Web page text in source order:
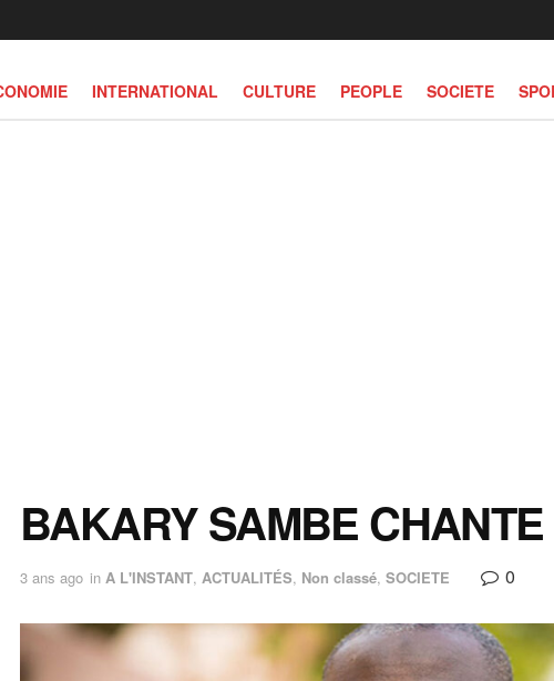
INTERNATIONAL CULTURE PEOPLE SOCIETE
BAKARY SAMBE
3 ans ago in A L'INSTANT, ACTUALITÉS, Non classé, SOCIETE 0